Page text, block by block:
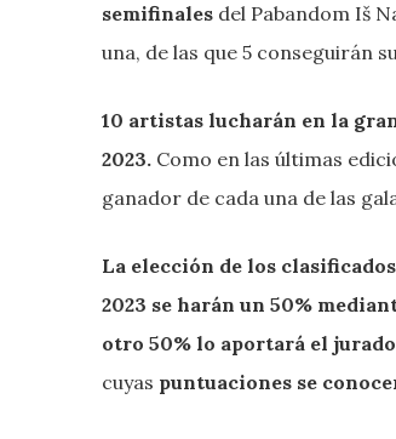
semifinales del Pabandom Iš
una, de las que 5 conseguirán
10 artistas lucharán en la
2023. Como en las últimas
ganador de cada una de las
La elección de los clasificados
2023 se harán un 50%
otro 50% lo aportará el jurado
cuyas puntuaciones se